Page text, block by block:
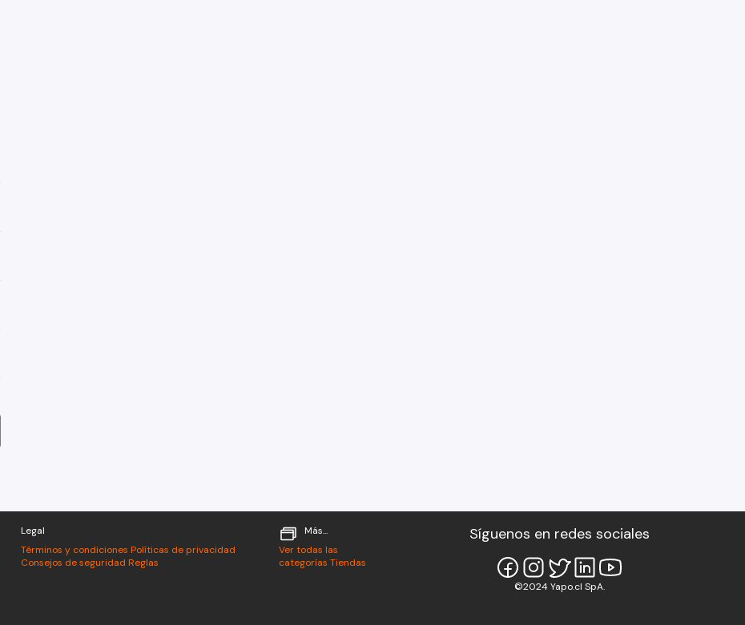
Legal
Términos y condiciones Políticas de privacidad
Consejos de seguridad Reglas
Más...
Ver todas las
categorías Tiendas
Síguenos en redes sociales
©2024 Yapo.cl SpA.